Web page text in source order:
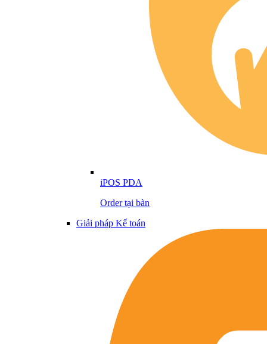
iPOS PDA
Order tại bàn
Giải pháp Kế toán